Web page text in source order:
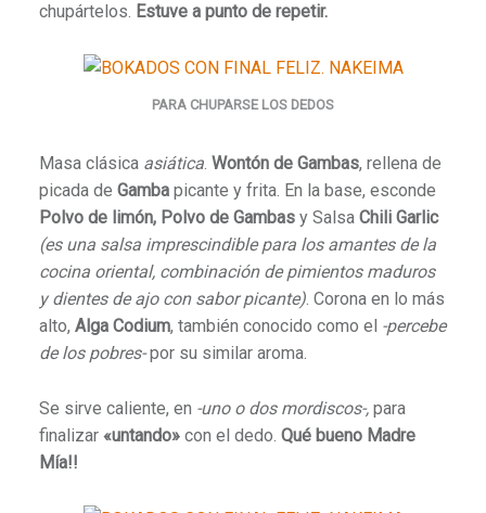
chupártelos. Estuve a punto de repetir.
PARA CHUPARSE LOS DEDOS
Masa clásica asiática. Wontón de Gambas, rellena de
picada de Gambapicante y frita. En la base, esconde
Polvo de limón, Polvo de Gambasy Salsa Chili Garlic
(es una salsa imprescindible para los amantes de la
cocina oriental, combinación de pimientos maduros
y dientes de ajo con sabor picante). Corona en lo más
alto, Alga Codium, también conocido como el -percebe
de los pobres-por su similar aroma.
Se sirve caliente, en -uno o dos mordiscos-,para
finalizar «untando»con el dedo. Qué bueno Madre
Mía!!